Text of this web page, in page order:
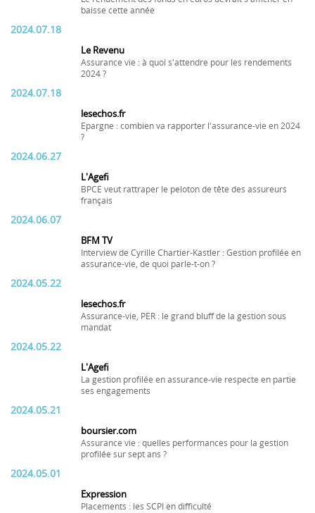
baisse cette année
2024.07.18
Le Revenu
Assurance vie : à quoi s'attendre pour les rendements
2024 ?
2024.07.18
lesechos.fr
Epargne : combien va rapporter l'assurance-vie en 2024
?
2024.06.27
L'Agefi
BPCE veut rattraper le peloton de tête des assureurs
français
2024.06.07
BFM TV
Interview de Cyrille Chartier-Kastler : Gestion profilée en
assurance-vie, de quoi parle-t-on ?
2024.05.22
lesechos.fr
Assurance-vie, PER : le grand bluff de la gestion sous
mandat
2024.05.22
L'Agefi
La gestion profilée en assurance-vie respecte en partie
ses engagements
2024.05.21
boursier.com
Assurance vie : quelles performances pour la gestion
profilée sur sept ans ?
2024.05.01
Expression
Placements : les SCPI en difficulté